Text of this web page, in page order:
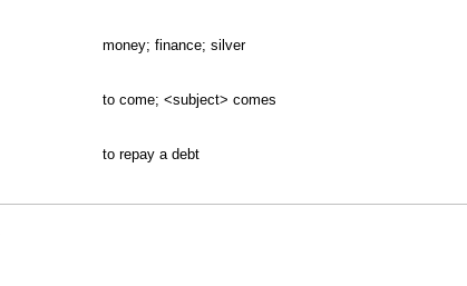
money; finance; silver
to come; <subject> comes
to repay a debt